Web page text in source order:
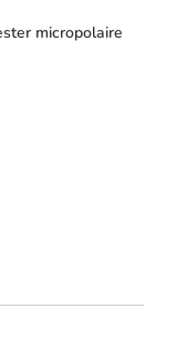
micropolaire